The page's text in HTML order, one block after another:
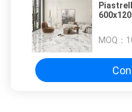
e una
MOQ：